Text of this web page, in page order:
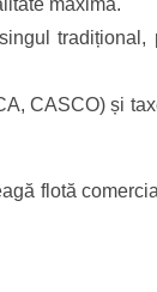
tradițional,
CASCO) și
flotă